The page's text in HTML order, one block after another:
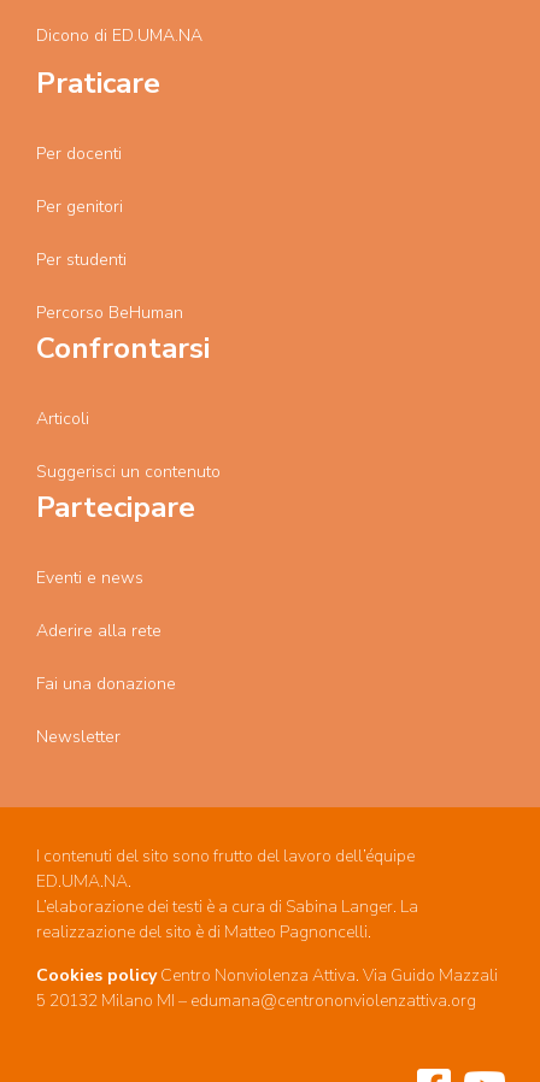
Dicono di ED.UMA.NA
Praticare
Per docenti
Per genitori
Per studenti
Percorso BeHuman
Confrontarsi
Articoli
Suggerisci un contenuto
Partecipare
Eventi e news
Aderire alla rete
Fai una donazione
Newsletter
I contenuti del sito sono frutto del lavoro dell’équipe
ED.UMA.NA.
L’elaborazione dei testi è a cura di Sabina Langer. La
realizzazione del sito è di Matteo Pagnoncelli.
Cookies policyCentro Nonviolenza Attiva. Via Guido Mazzali
5 20132 Milano MI – edumana@centrononviolenzattiva.org